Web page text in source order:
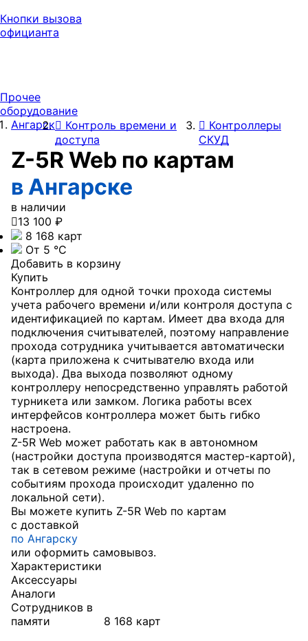
Кнопки вызова
официанта
Прочее
оборудование
Ангарск
Контроль времени и
доступа
Контроллеры
СКУД
Z-5R Web по картам
в Ангарске
в наличии
13 100 ₽
8 168 карт
От 5 °С
Добавить в корзину
Купить
Контроллер для одной точки прохода системы
учета рабочего времени и/или контроля доступа с
идентификацией по картам. Имеет два входа для
подключения считывателей, поэтому направление
прохода сотрудника учитывается автоматически
(карта приложена к считывателю входа или
выхода). Два выхода позволяют одному
контроллеру непосредственно управлять работой
турникета или замком. Логика работы всех
интерфейсов контроллера может быть гибко
настроена.
Z-5R Web может работать как в автономном
(настройки доступа производятся мастер-картой),
так в сетевом режиме (настройки и отчеты по
событиям прохода происходит удаленно по
локальной сети).
Вы можете купить Z-5R Web по картам
с доставкой
по Ангарску
или оформить самовывоз.
Характеристики
Аксессуары
Аналоги
Сотрудников в
памяти
8 168 карт